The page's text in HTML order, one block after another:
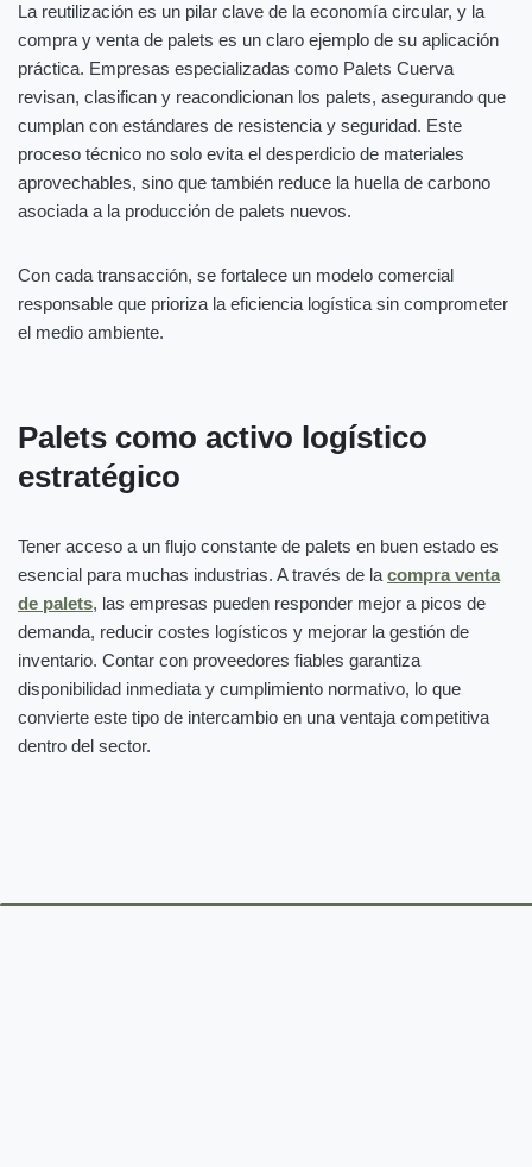
La reutilización es un pilar clave de la economía circular, y la
compra y venta de palets es un claro ejemplo de su aplicación
práctica. Empresas especializadas como Palets Cuerva
revisan, clasifican y reacondicionan los palets, asegurando que
cumplan con estándares de resistencia y seguridad. Este
proceso técnico no solo evita el desperdicio de materiales
aprovechables, sino que también reduce la huella de carbono
asociada a la producción de palets nuevos.
Con cada transacción, se fortalece un modelo comercial
responsable que prioriza la eficiencia logística sin comprometer
el medio ambiente.
Palets como activo logístico
estratégico
Tener acceso a un flujo constante de palets en buen estado es
esencial para muchas industrias. A través de la compra venta
de palets, las empresas pueden responder mejor a picos de
demanda, reducir costes logísticos y mejorar la gestión de
inventario. Contar con proveedores fiables garantiza
disponibilidad inmediata y cumplimiento normativo, lo que
convierte este tipo de intercambio en una ventaja competitiva
dentro del sector.